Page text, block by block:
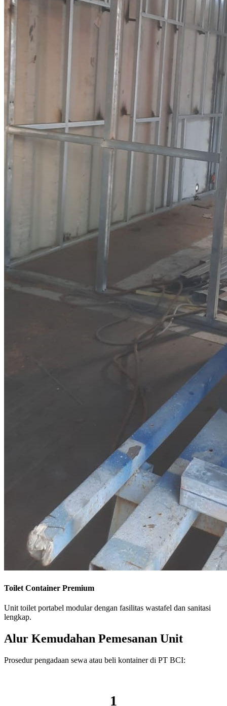
Toilet Container Premium
Unit toilet portabel modular dengan fasilitas wastafel dan sanitasi
lengkap.
Alur Kemudahan Pemesanan Unit
Prosedur pengadaan sewa atau beli kontainer di PT BCI:
1